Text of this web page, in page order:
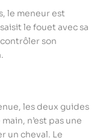
le meneur est
le fouet avec sa
son
les deux guides
n’est pas une
un cheval. Le